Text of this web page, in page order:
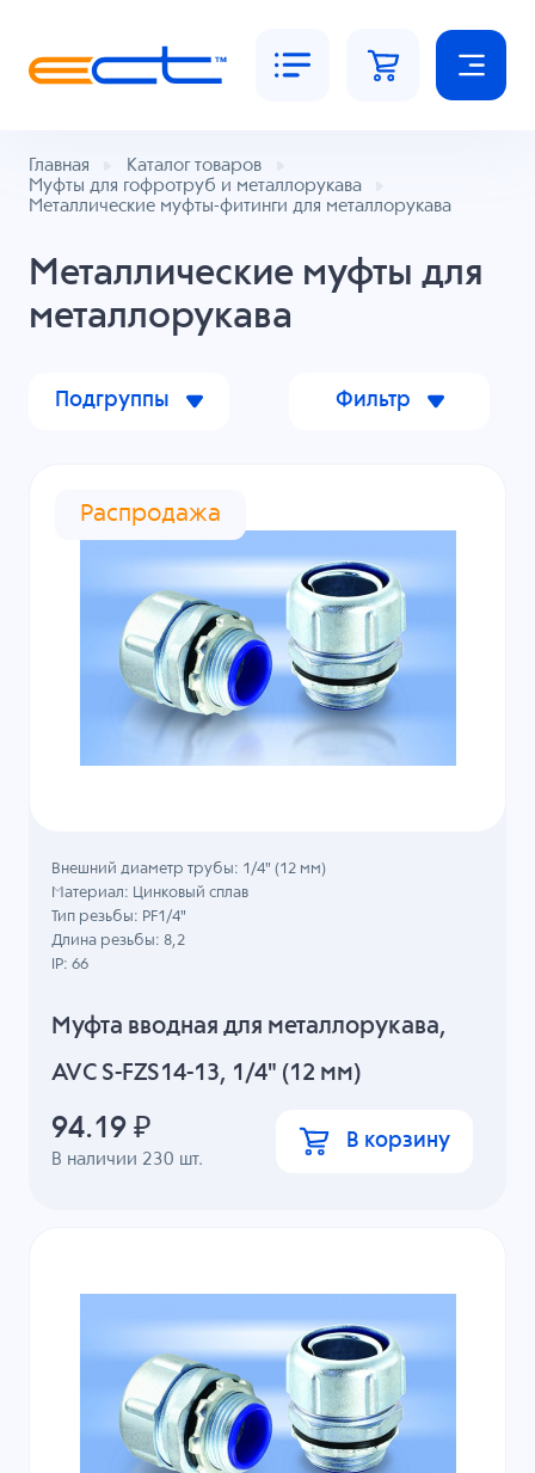
Главная
Каталог товаров
Муфты для гофротруб и металлорукава
Металлические муфты-фитинги для металлорукава
Металлические муфты для
металлорукава
Подгруппы Фильтр
Распродажа
Муфта вводная для металлорукава,
AVC S-FZS14-13, 1/4" (12 мм)
В наличии 230 шт.
Внешний диаметр трубы: 1/4" (12 мм)
Материал: Цинковый сплав
Тип резьбы: PF1/4"
Длина резьбы: 8,2
IP: 66
94.19 ₽ В корзину